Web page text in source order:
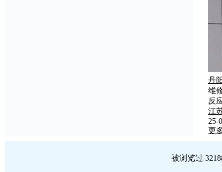
丹
维
反
江
25-
更
被浏览过